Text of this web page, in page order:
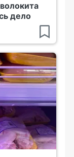
дело